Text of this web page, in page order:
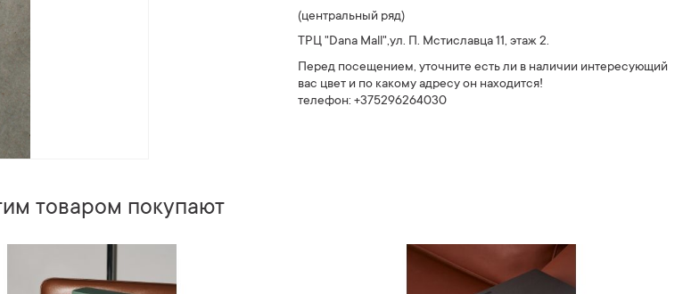
(центральный ряд)
ТРЦ "Dana Mall",ул. П. Мстиславца 11, этаж 2.
Перед посещением, уточните есть ли в наличии интересующий
вас цвет и по какому адресу он находится!
телефон: +375296264030
товаром покупают